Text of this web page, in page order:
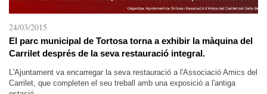
24/03/2015
El parc municipal de Tortosa torna a exhibir la màquina del
Carrilet després de la seva restauració integral.
L'Ajuntament va encarregar la seva restauració a l'Associació Amics del
Carrilet, que completen el seu treball amb una exposició a l'antiga